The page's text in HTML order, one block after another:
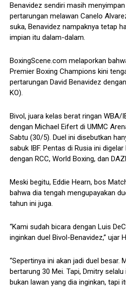
Benavidez sendiri masih
pertarungan melawan Canelo
suka, Benavidez nampaknya tetap
impian itu dalam-dalam.
BoxingScene.com melaporkan
Premier Boxing Champions kini
pertarungan David Benavidez
KO).
Bivol, juara kelas berat ringan WBA/
dengan Michael Eifert di UMMC
Sabtu (30/5). Duel ini disebutkan
sabuk IBF. Pentas di Rusia ini
dengan RCC, World Boxing, dan
Meski begitu, Eddie Hearn, bos
bahwa dia tengah mengupayakan
tahun ini juga.
“Kami sudah bicara dengan Luis
inginkan duel Bivol-Benavidez,” ujar
“Sepertinya ini akan jadi duel besar.
bertarung 30 Mei. Tapi, Dmitry
bukan lawan yang dia inginkan, tapi